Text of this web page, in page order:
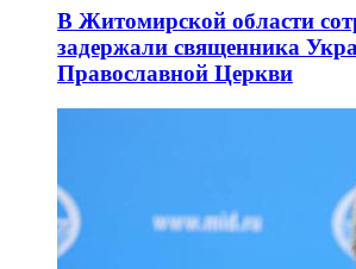
В Житомирской области
задержали священника
Православной Церкви